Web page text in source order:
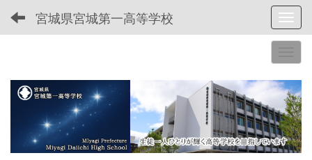
宮城県宮城第一高等学校